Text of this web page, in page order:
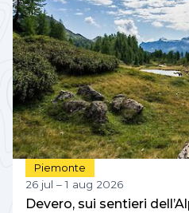
Piemonte
26 jul – 1 aug 2026
Devero, sui sentieri